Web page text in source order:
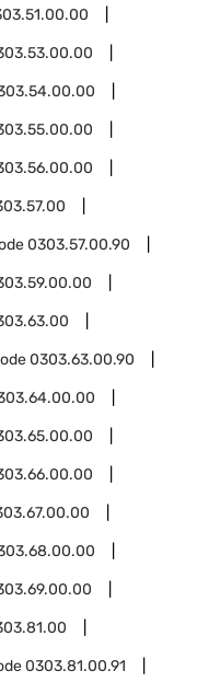
0303.57.00.90
0303.63.00.90
0303.81.00.91